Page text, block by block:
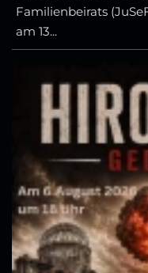
Familienbeirats
am 13...